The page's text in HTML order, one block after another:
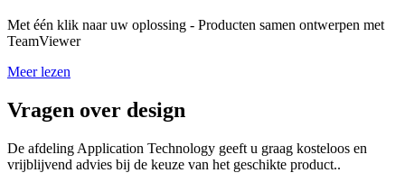
Met één klik naar uw oplossing - Producten samen ontwerpen met
TeamViewer
Meer lezen
Vragen over design
De afdeling Application Technology geeft u graag kosteloos en
vrijblijvend advies bij de keuze van het geschikte product..